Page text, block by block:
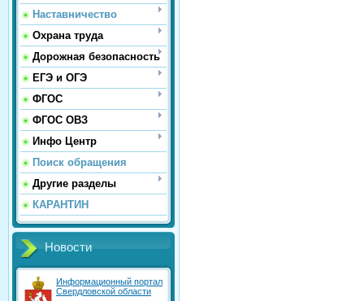
Наставничество
Охрана труда
Дорожная безопасность
ЕГЭ и ОГЭ
ФГОС
ФГОС ОВЗ
Инфо Центр
Поиск обращения
Другие разделы
КАРАНТИН
Новости
Информационный портал
Свердловской области